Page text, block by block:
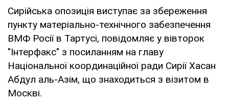
Сирійська опозиція виступає за збереження
пункту матеріально-технічного забезпечення
ВМФ Росії в Тартусі, повідомляє у вівторок
"Інтерфакс" з посиланням на главу
Національної координаційної ради Сирії Хасан
Абдул аль-Азім, що знаходиться з візитом в
Москві.